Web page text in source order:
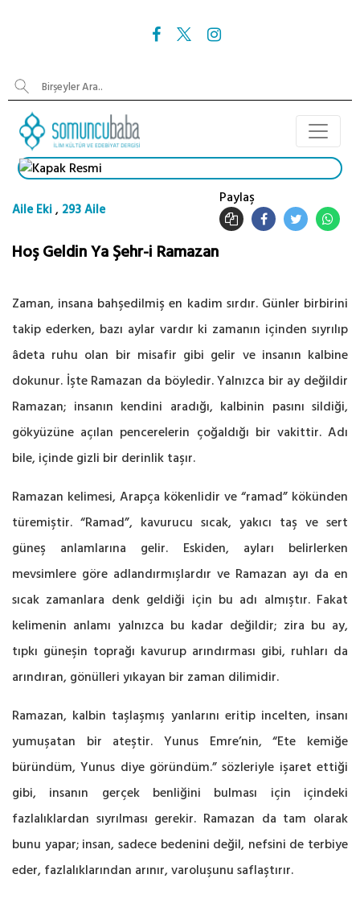
Aile Eki, 293 Aile
Paylaş
Hoş Geldin Ya Şehr-i Ramazan
Zaman, insana bahşedilmiş en kadim sırdır. Günler birbirini
takip ederken, bazı aylar vardır ki zamanın içinden sıyrılıp
âdeta ruhu olan bir misafir gibi gelir ve insanın kalbine
dokunur. İşte Ramazan da böyledir. Yalnızca bir ay değildir
Ramazan; insanın kendini aradığı, kalbinin pasını sildiği,
gökyüzüne açılan pencerelerin çoğaldığı bir vakittir. Adı
bile, içinde gizli bir derinlik taşır.
Ramazan kelimesi, Arapça kökenlidir ve “ramad” kökünden
türemiştir. “Ramad”, kavurucu sıcak, yakıcı taş ve sert
güneş anlamlarına gelir. Eskiden, ayları belirlerken
mevsimlere göre adlandırmışlardır ve Ramazan ayı da en
sıcak zamanlara denk geldiği için bu adı almıştır. Fakat
kelimenin anlamı yalnızca bu kadar değildir; zira bu ay,
tıpkı güneşin toprağı kavurup arındırması gibi, ruhları da
arındıran, gönülleri yıkayan bir zaman dilimidir.
Ramazan, kalbin taşlaşmış yanlarını eritip incelten, insanı
yumuşatan bir ateştir. Yunus Emre’nin, “Ete kemiğe
büründüm, Yunus diye göründüm.” sözleriyle işaret ettiği
gibi, insanın gerçek benliğini bulması için içindeki
fazlalıklardan sıyrılması gerekir. Ramazan da tam olarak
bunu yapar; insan, sadece bedenini değil, nefsini de terbiye
eder, fazlalıklarından arınır, varoluşunu saflaştırır.